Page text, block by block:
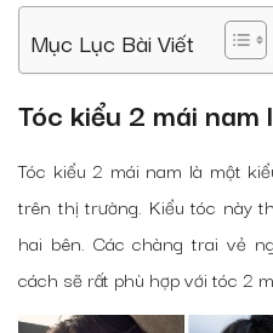
Mục Lục Bài Viết
Tóc kiểu 2 mái nam
Tóc kiểu 2 mái nam là một
trên thị trường. Kiểu tóc này
hai bên. Các chàng trai vẻ
cách sẽ rất phù hợp với tóc 2